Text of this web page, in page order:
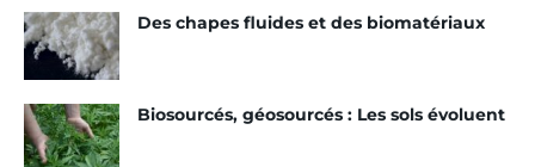
Lire aussi : « Nous allons proposer nos chapes
en version adjuvantées »
Une nouvelle solution, qui ne remplacera pas pour
autant l’offre déjà en place
Des chapes fluides et des biomatériaux
Biosourcés, géosourcés : Les sols évoluent